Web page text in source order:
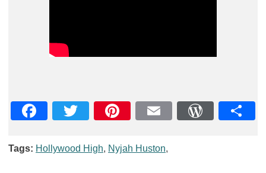
Tags: Hollywood High, Nyjah Huston,